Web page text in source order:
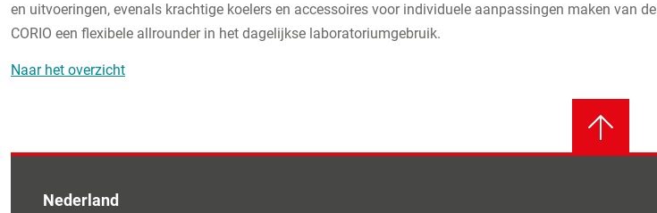
en uitvoeringen, evenals krachtige koelers en accessoires voor individuele aanpassingen maken van de
CORIO een flexibele allrounder in het dagelijkse laboratoriumgebruik.
Naar het overzicht
Nederland